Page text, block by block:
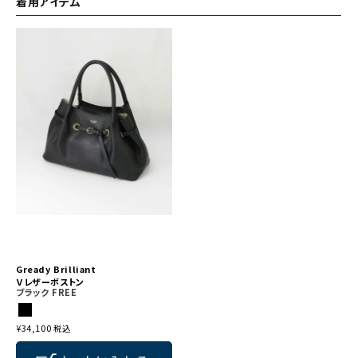
Gready Brilliant
Ｖレザーボストン
ブラック FREE
¥34,100 税込